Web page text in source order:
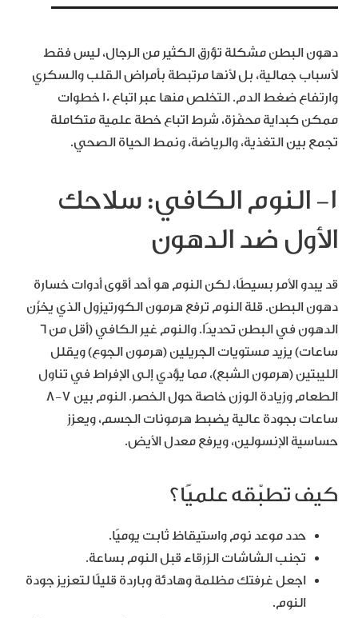
دهون البطن مشكلة تؤرق الكثير من الرجال، ليس فقط
لأسباب جمالية، بل لأنها مرتبطة بأمراض القلب والسكري
وارتفاع ضغط الدم. التخلص منها عبر اتباع 10 خطوات
ممكن كبداية محفّزة، شرط اتباع خطة علمية متكاملة
تجمع بين التغذية، والرياضة، ونمط الحياة الصحي.
1- النوم الكافي: سلاحك
الأول ضد الدهون
قد يبدو الأمر بسيطًا، لكن النوم هو أحد أقوى أدوات خسارة
دهون البطن. قلة النوم ترفع هرمون الكورتيزول الذي يخزّن
الدهون في البطن تحديدًا. والنوم غير الكافي (أقل من 6
ساعات) يزيد مستويات الجريلين (هرمون الجوع) ويقلل
الليبتين (هرمون الشبع)، مما يؤدي إلى الإفراط في تناول
الطعام وزيادة الوزن خاصة حول الخصر. النوم بين 7-8
ساعات بجودة عالية يضبط هرمونات الجسم، ويعزز
حساسية الإنسولين، ويرفع معدل الأيض.
كيف تطبّقه علميًا؟
حدد موعد نوم واستيقاظ ثابت يوميًا.
تجنب الشاشات الزرقاء قبل النوم بساعة.
اجعل غرفتك مظلمة وهادئة وباردة قليلًا لتعزيز جودة
النوم.